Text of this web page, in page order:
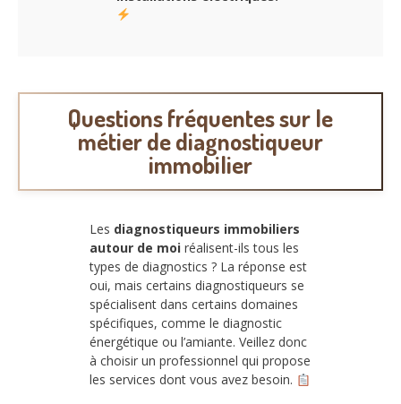
Questions fréquentes sur le
métier de diagnostiqueur
immobilier
Les diagnostiqueurs immobiliers
autour de moi réalisent-ils tous les
types de diagnostics ? La réponse est
oui, mais certains diagnostiqueurs se
spécialisent dans certains domaines
spécifiques, comme le diagnostic
énergétique ou l’amiante. Veillez donc
à choisir un professionnel qui propose
les services dont vous avez besoin.